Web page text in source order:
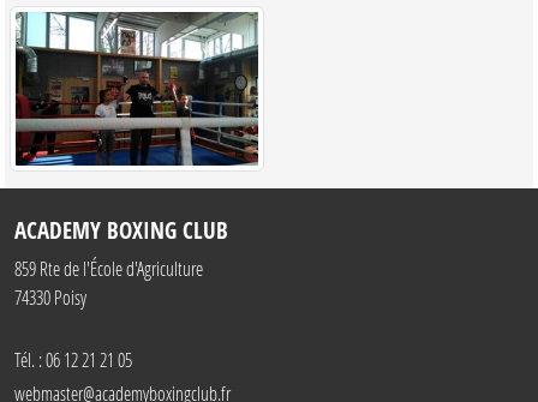
ACADEMY BOXING CLUB
859 Rte de l'École d'Agriculture
74330Poisy
Tél. :06 12 21 21 05
webmaster@academyboxingclub.fr